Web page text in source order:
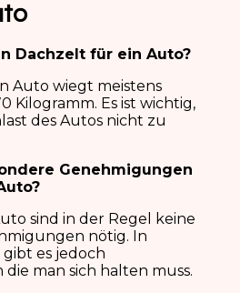
Dachzelt für ein Auto?
Auto wiegt meistens
Kilogramm. Es ist wichtig,
des Autos nicht zu
Genehmigungen
sind in der Regel keine
nötig. In
es jedoch
man sich halten muss.